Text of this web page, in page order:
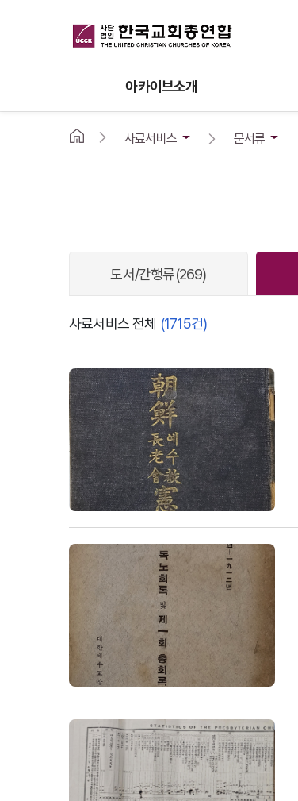
아카이브소개
사료서비스 문서류
도서/간행류(269)
사료서비스 전체 (1715건)